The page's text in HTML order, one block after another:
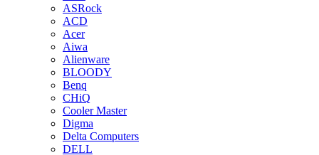
ASRock
ACD
Acer
Aiwa
Alienware
BLOODY
Benq
CHiQ
Cooler Master
Digma
Delta Computers
DELL